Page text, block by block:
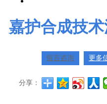
嘉护合成技
留言咨询 更多
分享：